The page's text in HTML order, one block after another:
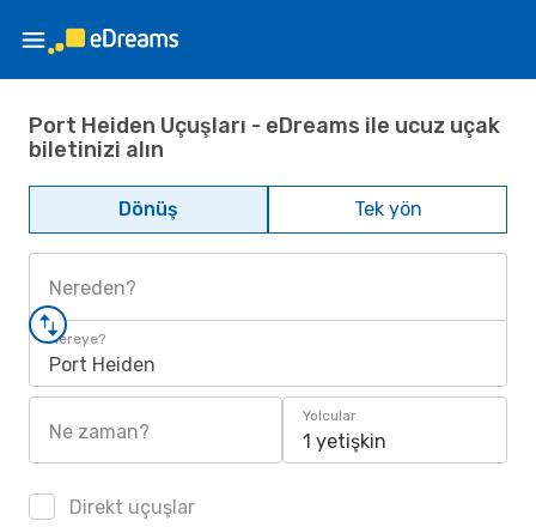
Port Heiden Uçuşları - eDreams ile ucuz uçak
biletinizi alın
Dönüş Tek yön
Nereden?
Nereye?
Port Heiden
Ne zaman?
Yolcular
1 yetişkin
Direkt uçuşlar